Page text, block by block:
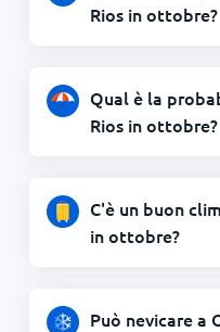
Rios in ottobre?
Qual è la
Rios in ottobre?
C'è un buon
in ottobre?
Può nevicare a